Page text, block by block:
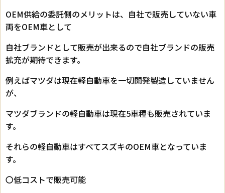
OEM供給の委託側のメリットは、自社で販売していない車
両をOEM車として
自社ブランドとして販売が出来るので自社ブランドの販売
拡充が期待できます。
例えばマツダは現在軽自動車を一切開発製造していません
が、
マツダブランドの軽自動車は現在5車種も販売されていま
す。
それらの軽自動車はすべてスズキのOEM車となっていま
す。
〇低コストで販売可能